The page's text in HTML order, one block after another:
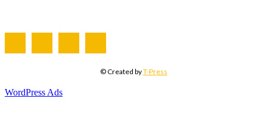
© Created byT-Press
WordPress Ads